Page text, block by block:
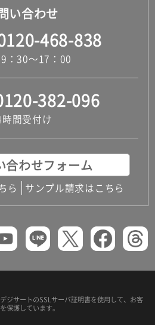
い合わせ
468-838
30～17：00
382-096
時間受付け
合わせフォーム
ら サンプル請求はこちら
ジサートのSSLサーバ証明書を使用して、 お客
保護しています。